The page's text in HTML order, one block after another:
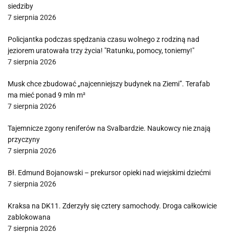
siedziby
7 sierpnia 2026
Policjantka podczas spędzania czasu wolnego z rodziną nad
jeziorem uratowała trzy życia! "Ratunku, pomocy, toniemy!"
7 sierpnia 2026
Musk chce zbudować „najcenniejszy budynek na Ziemi”. Terafab
ma mieć ponad 9 mln m²
7 sierpnia 2026
Tajemnicze zgony reniferów na Svalbardzie. Naukowcy nie znają
przyczyny
7 sierpnia 2026
Bł. Edmund Bojanowski – prekursor opieki nad wiejskimi dziećmi
7 sierpnia 2026
Kraksa na DK11. Zderzyły się cztery samochody. Droga całkowicie
zablokowana
7 sierpnia 2026